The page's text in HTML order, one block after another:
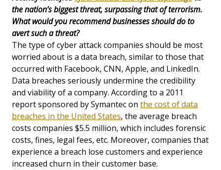
the nation’s biggest threat, surpassing that of terrorism.
What would you recommend businesses should do to
avert such a threat?
The type of cyber attack companies should be most
worried about is a data breach, similar to those that
occurred with Facebook, CNN, Apple, and LinkedIn.
Data breaches seriously undermine the credibility
and viability of a company. According to a 2011
report sponsored by Symantec on the cost of data
breaches in the United States, the average breach
costs companies $5.5 million, which includes forensic
costs, fines, legal fees, etc. Moreover, companies that
experience a breach lose customers and experience
increased churn in their customer base.